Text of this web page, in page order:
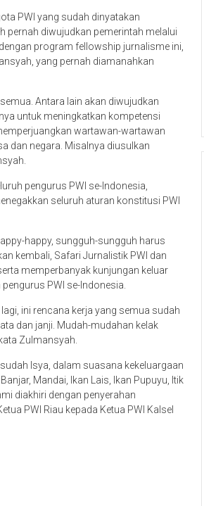
PWI yang sudah dinyatakan
pernah diwujudkan pemerintah melalui
program fellowship jurnalisme ini,
yang pernah diamanahkan
Antara lain akan diwujudkan
untuk meningkatkan kompetensi
wartawan-wartawan
dan negara. Misalnya diusulkan
pengurus PWI se-Indonesia,
seluruh aturan konstitusi PWI
happy, sungguh-sungguh harus
kembali, Safari Jurnalistik PWI dan
memperbanyak kunjungan keluar
PWI se-Indonesia.
ini rencana kerja yang semua sudah
dan janji. Mudah-mudahan kelak
Zulmansyah.
Isya, dalam suasana kekeluargaan
Mandai, Ikan Lais, Ikan Pupuyu, Itik
diakhiri dengan penyerahan
PWI Riau kepada Ketua PWI Kalsel